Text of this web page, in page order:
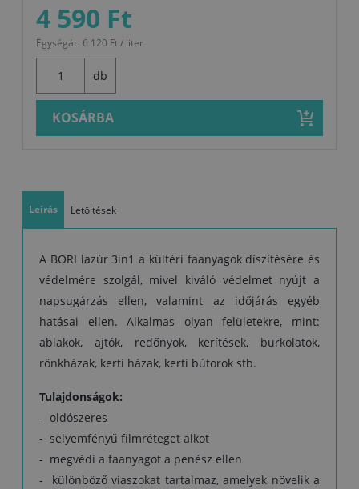
hígítóval távolítsa el.
Régi bevonat felújítása:
meg, a megrongálódott bevonatokat teljesen távolítsa el.
Felhasználás:
Száradás (T = +20°C, relatív páratartalom 65 %): Tapintásra száraz 7
óra után, a következő réteget 24 óra után lehet felvinni. A száradási
4 590 Ft
Egységár: 6 120 Ft / liter
db
KOSÁRBA
Leírás Letöltések
A BORI lazúr 3in1 a kültéri faanyagok díszítésére és
védelmére szolgál, mivel kiváló védelmet nyújt a
napsugárzás ellen, valamint az időjárás egyéb
hatásai ellen. Alkalmas olyan felületekre, mint:
ablakok, ajtók, redőnyök, kerítések, burkolatok,
rönkházak, kerti házak, kerti bútorok stb.
Tulajdonságok:
- oldószeres
- selyemfényű filmréteget alkot
- megvédi a faanyagot a penész ellen
- különböző viaszokat tartalmaz, amelyek növelik a